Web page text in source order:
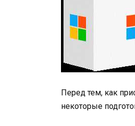
Перед тем, как
некоторые